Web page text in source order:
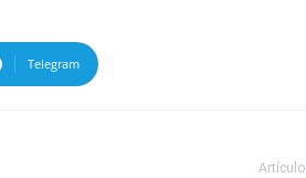
Telegram